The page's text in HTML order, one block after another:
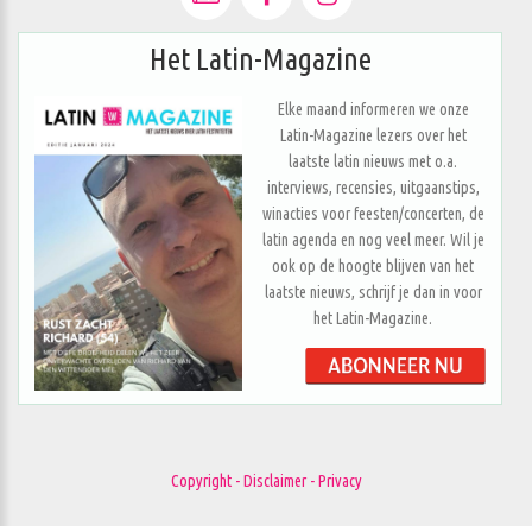
Het Latin-Magazine
Elke maand informeren we onze
Latin-Magazine lezers over het
laatste latin nieuws met o.a.
interviews, recensies, uitgaanstips,
winacties voor feesten/concerten, de
latin agenda en nog veel meer. Wil je
ook op de hoogte blijven van het
laatste nieuws, schrijf je dan in voor
het Latin-Magazine.
Copyright - Disclaimer - Privacy